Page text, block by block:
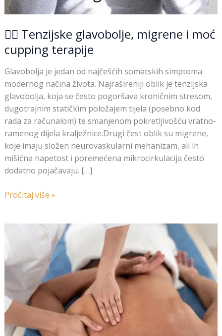
💆‍♀️ Tenzijske glavobolje, migrene i moć
cupping terapije
Glavobolja je jedan od najčešćih somatskih simptoma
modernog načina života. Najrašireniji oblik je tenzijska
glavobolja, koja se često pogoršava kroničnim stresom,
dugotrajnim statičkim položajem tijela (posebno kod
rada za računalom) te smanjenom pokretljivošću vratno-
ramenog dijela kralježnice.Drugi čest oblik su migrene,
koje imaju složen neurovaskularni mehanizam, ali ih
mišićna napetost i poremećena mikrocirkulacija često
dodatno pojačavaju. […]
Pročitaj više »
Medicinska
više
opuštanja
🌟